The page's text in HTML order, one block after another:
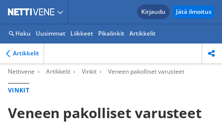
Kirjaudu Jätä ilmoitus
Haku Uusimmat Liikkeet Pikalinkit Artikkelit
Artikkelit
Nettivene Artikkelit Vinkit Veneen pakolliset varusteet
VINKIT
Veneen pakolliset varusteet